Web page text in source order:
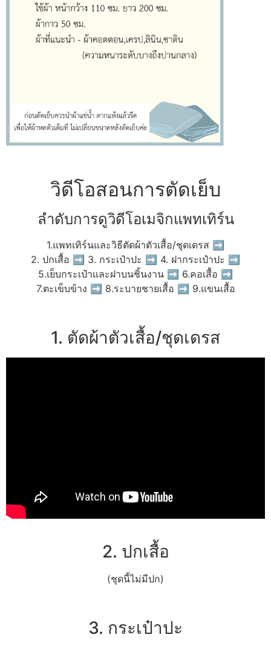
วิดีโอสอนการตัดเย็บ
ลำดับการดูวิดีโอเมจิกแพทเทิร์น
1.แพทเทิร์นและวิธีตัดผ้าตัวเสื้อ/ชุดเดรส ➡
2. ปกเสื้อ ➡ 3. กระเป๋าปะ ➡ 4. ฝากระเป๋าปะ ➡
5.เย็บกระเป๋าและฝาบนชิ้นงาน ➡ 6.คอเสื้อ ➡
7.ตะเข็บข้าง ➡ 8.ระบายชายเสื้อ ➡ 9.แขนเสื้อ
1. ตัดผ้าตัวเสื้อ/ชุดเดรส
2. ปกเสื้อ
(ชุดนี้ไม่มีปก)
3. กระเป๋าปะ